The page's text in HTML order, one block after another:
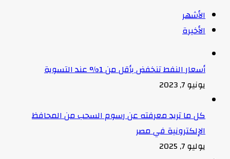
الأشهر
الأخيرة
أسعار النفط تنخفض بأقل من 1% عند التسوية
يونيو 7, 2023
كل ما تريد معرفته عن رسوم السحب من المحافظ
الإلكترونية في مصر
يوليو 7, 2025